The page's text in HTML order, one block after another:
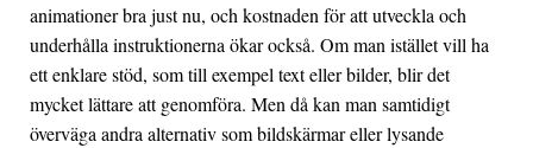
animationer bra just nu, och kostnaden för att utveckla och
underhålla instruktionerna ökar också. Om man istället vill ha
ett enklare stöd, som till exempel text eller bilder, blir det
mycket lättare att genomföra. Men då kan man samtidigt
överväga andra alternativ som bildskärmar eller lysande